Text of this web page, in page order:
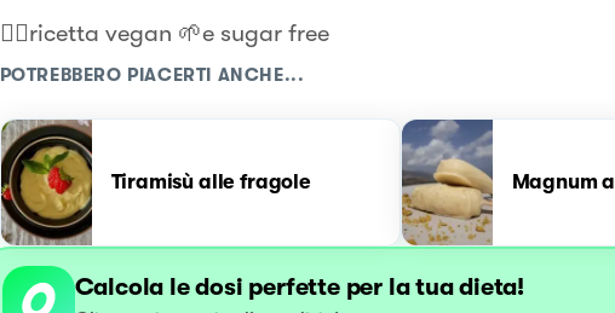
👉🏻ricetta vegan 🌱e sugar free
POTREBBERO PIACERTI ANCHE...
Tiramisù alle fragole Magnum
Calcola le dosi perfette per la tua dieta!